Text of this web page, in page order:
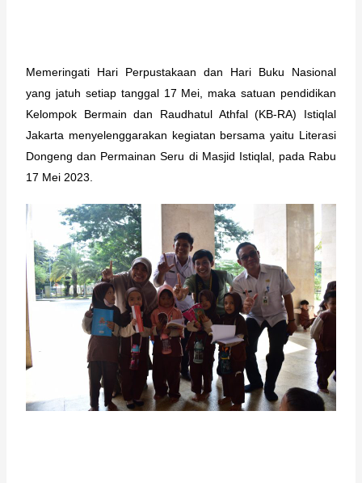
Memeringati Hari Perpustakaan dan Hari Buku Nasional
yang jatuh setiap tanggal 17 Mei, maka satuan pendidikan
Kelompok Bermain dan Raudhatul Athfal (KB-RA) Istiqlal
Jakarta menyelenggarakan kegiatan bersama yaitu Literasi
Dongeng dan Permainan Seru di Masjid Istiqlal, pada Rabu
17 Mei 2023.